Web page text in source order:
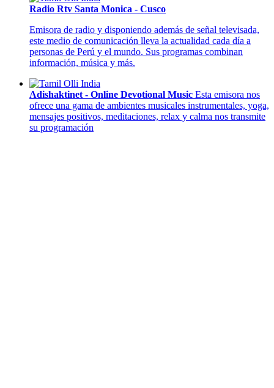
Radio Rtv Santa Monica - Cusco
Emisora de radio y disponiendo además de señal televisada,
este medio de comunicación lleva la actualidad cada día a
personas de Perú y el mundo. Sus programas combinan
información, música y más.
Adishaktinet - Online Devotional Music Esta emisora nos
ofrece una gama de ambientes musicales instrumentales, yoga,
mensajes positivos, meditaciones, relax y calma nos transmite
su programación